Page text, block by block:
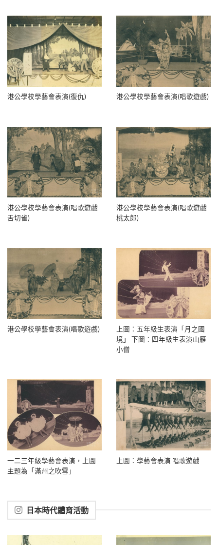
港公學校學藝會表演(復仇) 港公學校學藝會表演(唱歌遊戲)
港公學校學藝會表演(唱歌遊戲
舌切雀)
港公學校學藝會表演(唱歌遊戲
桃太郎)
港公學校學藝會表演(唱歌遊戲)
上圖：五年級生表演「月之國
境」 下圖：四年級生表演山雁
小僧
一二三年級學藝會表演，上圖
主題為「滿州之吹雪」
上圖：學藝會表演 唱歌遊戲
日本時代體育活動